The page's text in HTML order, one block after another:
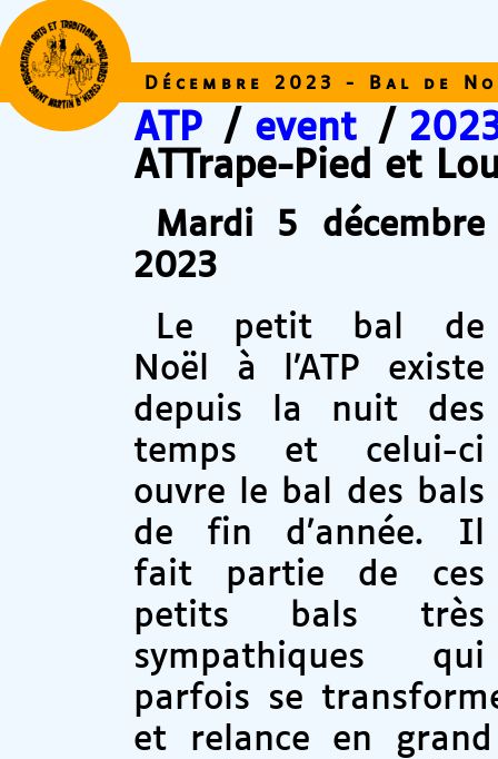
ATP / event /
ATTrape-Pied et
Décembre 2023 - Bal de
Mardi 5 décembre
2023
Le petit bal de
Noël à l’ATP existe
depuis la nuit des
temps et celui-ci
ouvre le bal des bals
de fin d’année. Il
fait partie de ces
petits bals très
sympathiques qui
parfois se
et relance en